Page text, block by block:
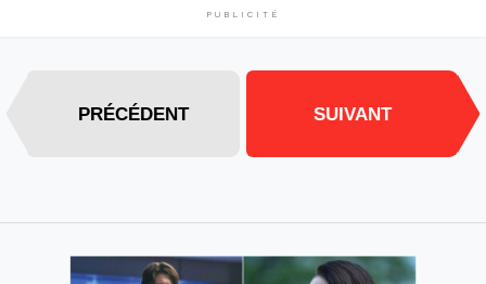
PUBLICITÉ
PRÉCÉDENT SUIVANT